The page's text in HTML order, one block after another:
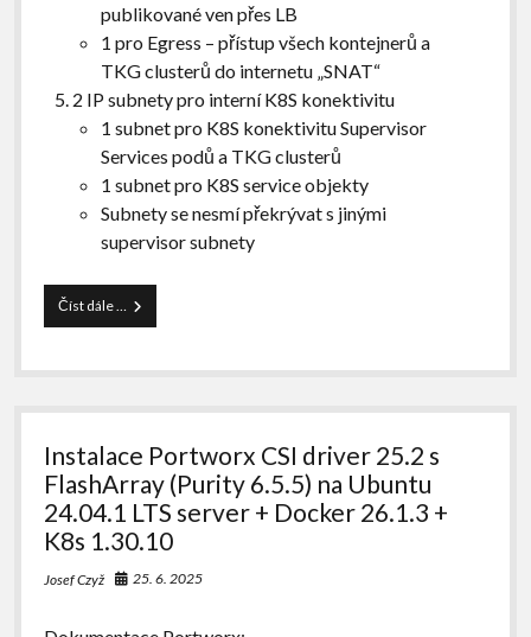
publikované ven přes LB
1 pro Egress – přístup všech kontejnerů a
TKG clusterů do internetu „SNAT“
2 IP subnety pro interní K8S konektivitu
1 subnet pro K8S konektivitu Supervisor
Services podů a TKG clusterů
1 subnet pro K8S service objekty
Subnety se nesmí překrývat s jinými
supervisor subnety
Číst dále …
Proč
na
a
skutečně
–
Supervisor
Story
Instalace Portworx CSI driver 25.2 s
FlashArray (Purity 6.5.5) na Ubuntu
24.04.1 LTS server + Docker 26.1.3 +
K8s 1.30.10
Josef Czyž 25. 6. 2025